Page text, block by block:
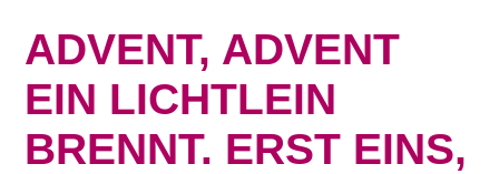
ADVENT, ADVENT
EIN LICHTLEIN
BRENNT. ERST EINS,